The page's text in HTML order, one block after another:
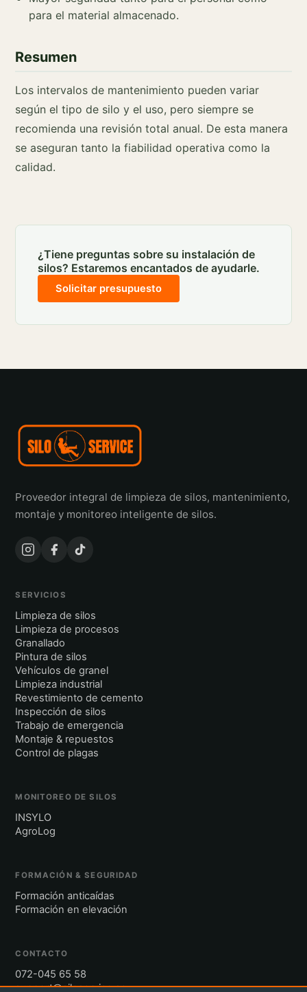
para el material almacenado.
Resumen
Los intervalos de mantenimiento pueden variar
según el tipo de silo y el uso, pero siempre se
recomienda una revisión total anual. De esta manera
se aseguran tanto la fiabilidad operativa como la
calidad.
¿Tiene preguntas sobre su instalación de
silos? Estaremos encantados de ayudarle.
Solicitar presupuesto
Proveedor integral de limpieza de silos, mantenimiento,
montaje y monitoreo inteligente de silos.
SERVICIOS
Limpieza de silos
Limpieza de procesos
Granallado
Pintura de silos
Vehículos de granel
Limpieza industrial
Revestimiento de cemento
Inspección de silos
Trabajo de emergencia
Montaje & repuestos
Control de plagas
MONITOREO DE SILOS
INSYLO
AgroLog
FORMACIÓN & SEGURIDAD
Formación anticaídas
Formación en elevación
CONTACTO
072-045 65 58
support@siloservice.se